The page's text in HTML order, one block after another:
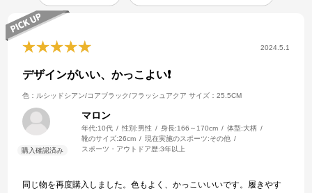
2024.5.1
デザインがいい、かっこよい❗
色：ルシッドシアン/コアブラック/フラッシュアクア サイズ：25.5CM
マロン
年代:10代 性別:男性 身長:166～170cm 体型:大柄
靴のサイズ:26cm 現在実施のスポーツ:その他
スポーツ・アウトドア歴:3年以上
同じ物を再度購入しました。色もよく、かっこいいいです。履きやす